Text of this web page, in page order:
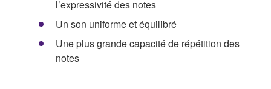
l’expressivité des notes
Un son uniforme et équilibré
Une plus grande capacité de répétition des
notes